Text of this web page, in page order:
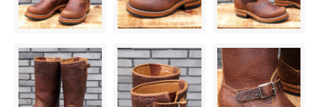
8D
55,000円(税込)
8E
55,000円(税込)
8EE
55,000円(税込)